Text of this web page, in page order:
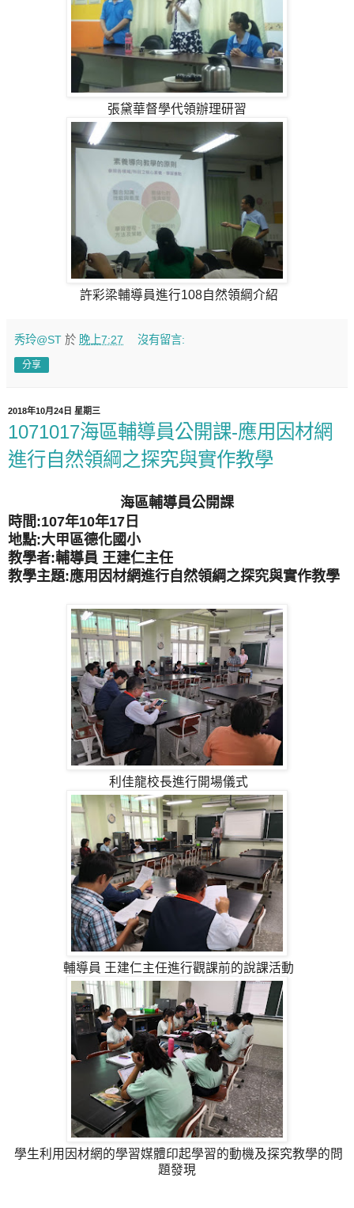
張黛華督學代領辦理研習
許彩梁輔導員進行108自然領綱介紹
秀玲@ST 於 晚上7:27 沒有留言:
分享
2018年10月24日 星期三
1071017海區輔導員公開課-應用因材網
進行自然領綱之探究與實作教學
海區輔導員公開課
時間:107年10年17日
地點:大甲區德化國小
教學者:輔導員 王建仁主任
教學主題:應用因材網進行自然領綱之探究與實作教學
利佳龍校長進行開場儀式
輔導員 王建仁主任進行觀課前的說課活動
學生利用因材網的學習媒體印起學習的動機及探究教學的問
題發現